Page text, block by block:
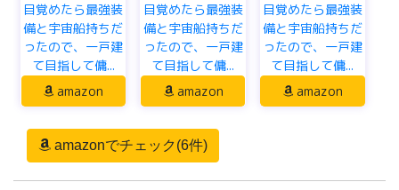
目覚めたら最強装
備と宇宙船持ちだ
ったので、一戸建
て目指して傭...
amazon
目覚めたら最強装
備と宇宙船持ちだ
ったので、一戸建
て目指して傭...
amazon
目覚めたら最強装
備と宇宙船持ちだ
ったので、一戸建
て目指して傭...
amazon
amazonでチェック(6件)